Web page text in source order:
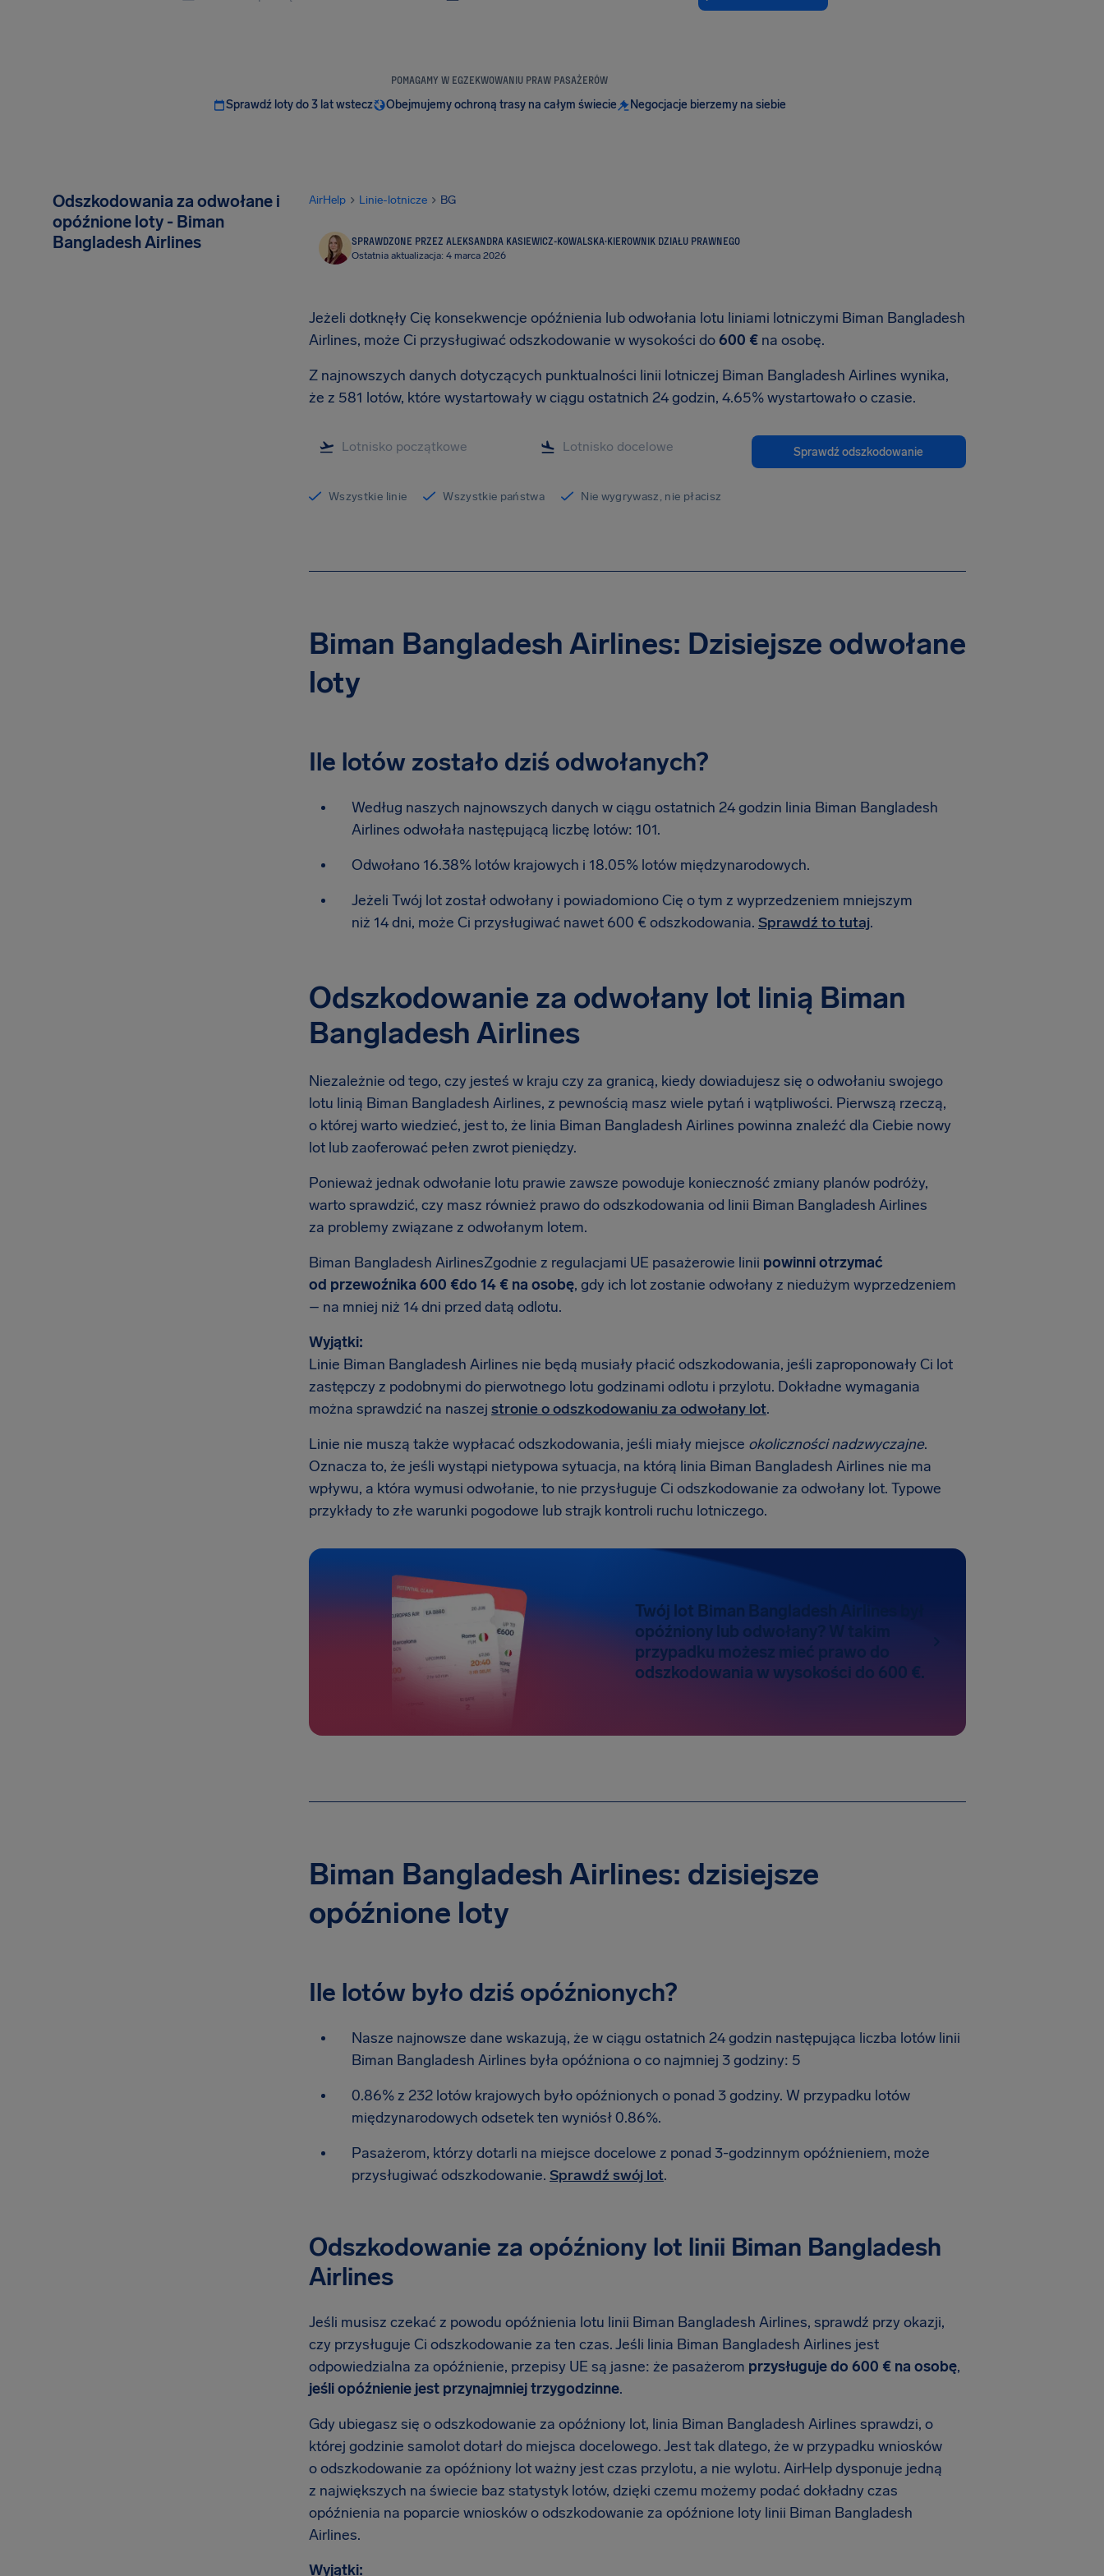
POMAGAMY W EGZEKWOWANIU PRAW PASAŻERÓW
Sprawdź loty do 3 lat wstecz Obejmujemy ochroną trasy na całym świecie Negocjacje bierzemy na siebie
Odszkodowania za odwołane i
opóźnione loty - Biman
Bangladesh Airlines
AirHelp Linie-lotnicze BG
SPRAWDZONE PRZEZ ALEKSANDRA KASIEWICZ-KOWALSKA·KIEROWNIK DZIAŁU PRAWNEGO
Ostatnia aktualizacja: 4 marca 2026
Jeżeli dotknęły Cię konsekwencje opóźnienia lub odwołania lotu liniami lotniczymi Biman Bangladesh
Airlines, może Ci przysługiwać odszkodowanie w wysokości do600 € na osobę.
Z najnowszych danych dotyczących punktualności linii lotniczej Biman Bangladesh Airlines wynika,
że z 581 lotów, które wystartowały w ciągu ostatnich 24 godzin, 4.65% wystartowało o czasie.
Sprawdź odszkodowanie
Wszystkie linie Wszystkie państwa Nie wygrywasz, nie płacisz
Biman Bangladesh Airlines: Dzisiejsze odwołane
loty
Ile lotów zostało dziś odwołanych?
Według naszych najnowszych danych w ciągu ostatnich 24 godzin linia Biman Bangladesh
Airlines odwołała następującą liczbę lotów: 101.
Odwołano 16.38% lotów krajowych i 18.05% lotów międzynarodowych.
Jeżeli Twój lot został odwołany i powiadomiono Cię o tym z wyprzedzeniem mniejszym
niż 14 dni, może Ci przysługiwać nawet 600 € odszkodowania. Sprawdź to tutaj.
Odszkodowanie za odwołany lot linią Biman
Bangladesh Airlines
Niezależnie od tego, czy jesteś w kraju czy za granicą, kiedy dowiadujesz się o odwołaniu swojego
lotu linią Biman Bangladesh Airlines, z pewnością masz wiele pytań i wątpliwości. Pierwszą rzeczą,
o której warto wiedzieć, jest to, że linia Biman Bangladesh Airlines powinna znaleźć dla Ciebie nowy
lot lub zaoferować pełen zwrot pieniędzy.
Ponieważ jednak odwołanie lotu prawie zawsze powoduje konieczność zmiany planów podróży,
warto sprawdzić, czy masz również prawo do odszkodowania od linii Biman Bangladesh Airlines
za problemy związane z odwołanym lotem.
Biman Bangladesh AirlinesZgodnie z regulacjami UE pasażerowie linii powinni otrzymać
od przewoźnika 600 €do 14 € na osobę, gdy ich lot zostanie odwołany z niedużym wyprzedzeniem
– na mniej niż 14 dni przed datą odlotu.
Wyjątki:
Linie Biman Bangladesh Airlines nie będą musiały płacić odszkodowania, jeśli zaproponowały Ci lot
zastępczy z podobnymi do pierwotnego lotu godzinami odlotu i przylotu. Dokładne wymagania
można sprawdzić na naszej stronie o odszkodowaniu za odwołany lot.
Linie nie muszą także wypłacać odszkodowania, jeśli miały miejsce okoliczności nadzwyczajne.
Oznacza to, że jeśli wystąpi nietypowa sytuacja, na którą linia Biman Bangladesh Airlines nie ma
wpływu, a która wymusi odwołanie, to nie przysługuje Ci odszkodowanie za odwołany lot. Typowe
przykłady to złe warunki pogodowe lub strajk kontroli ruchu lotniczego.
Twój lot Biman Bangladesh Airlines był
opóźniony lub odwołany? W takim
przypadku możesz mieć prawo do
odszkodowania w wysokości do 600 €.
Biman Bangladesh Airlines: dzisiejsze
opóźnione loty
Ile lotów było dziś opóźnionych?
Nasze najnowsze dane wskazują, że w ciągu ostatnich 24 godzin następująca liczba lotów linii
Biman Bangladesh Airlines była opóźniona o co najmniej 3 godziny: 5
0.86% z 232 lotów krajowych było opóźnionych o ponad 3 godziny. W przypadku lotów
międzynarodowych odsetek ten wyniósł 0.86%.
Pasażerom, którzy dotarli na miejsce docelowe z ponad 3-godzinnym opóźnieniem, może
przysługiwać odszkodowanie. Sprawdź swój lot.
Odszkodowanie za opóźniony lot linii Biman Bangladesh
Airlines
Jeśli musisz czekać z powodu opóźnienia lotu linii Biman Bangladesh Airlines, sprawdź przy okazji,
czy przysługuje Ci odszkodowanie za ten czas. Jeśli linia Biman Bangladesh Airlines jest
odpowiedzialna za opóźnienie, przepisy UE są jasne: że pasażerom przysługuje do 600 € na osobę,
jeśli opóźnienie jest przynajmniej trzygodzinne.
Gdy ubiegasz się o odszkodowanie za opóźniony lot, linia Biman Bangladesh Airlines sprawdzi, o
której godzinie samolot dotarł do miejsca docelowego. Jest tak dlatego, że w przypadku wniosków
o odszkodowanie za opóźniony lot ważny jest czas przylotu, a nie wylotu. AirHelp dysponuje jedną
z największych na świecie baz statystyk lotów, dzięki czemu możemy podać dokładny czas
opóźnienia na poparcie wniosków o odszkodowanie za opóźnione loty linii Biman Bangladesh
Airlines.
Wyjątki: